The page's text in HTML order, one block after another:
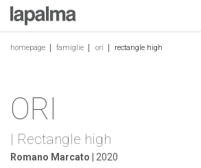
homepage famiglie ori rectangle high
ORI
| Rectangle high
Romano Marcato | 2020